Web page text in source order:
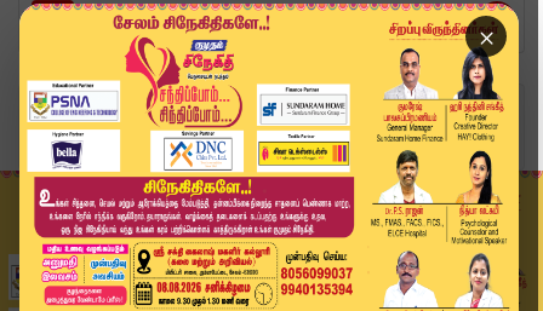
×
Home
வீடியோ ஸ்டோரி
"தேவஸ்தானம் தான் முடிவெடுக்க வேண்டும்" நீதிபதிக...